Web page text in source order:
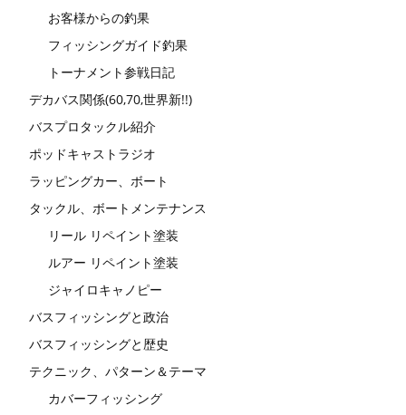
お客様からの釣果
フィッシングガイド釣果
トーナメント参戦日記
デカバス関係(60,70,世界新!!)
バスプロタックル紹介
ポッドキャストラジオ
ラッピングカー、ボート
タックル、ボートメンテナンス
リール リペイント塗装
ルアー リペイント塗装
ジャイロキャノピー
バスフィッシングと政治
バスフィッシングと歴史
テクニック、パターン＆テーマ
カバーフィッシング